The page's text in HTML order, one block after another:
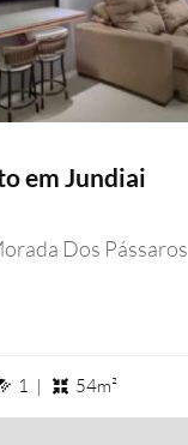
em Jundiai
Dos Pássaros
1 banheiros
1 | 54m²